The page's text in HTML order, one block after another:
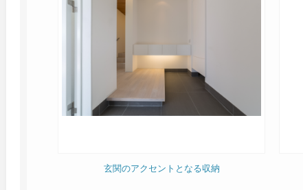
玄関のアクセントとなる収納